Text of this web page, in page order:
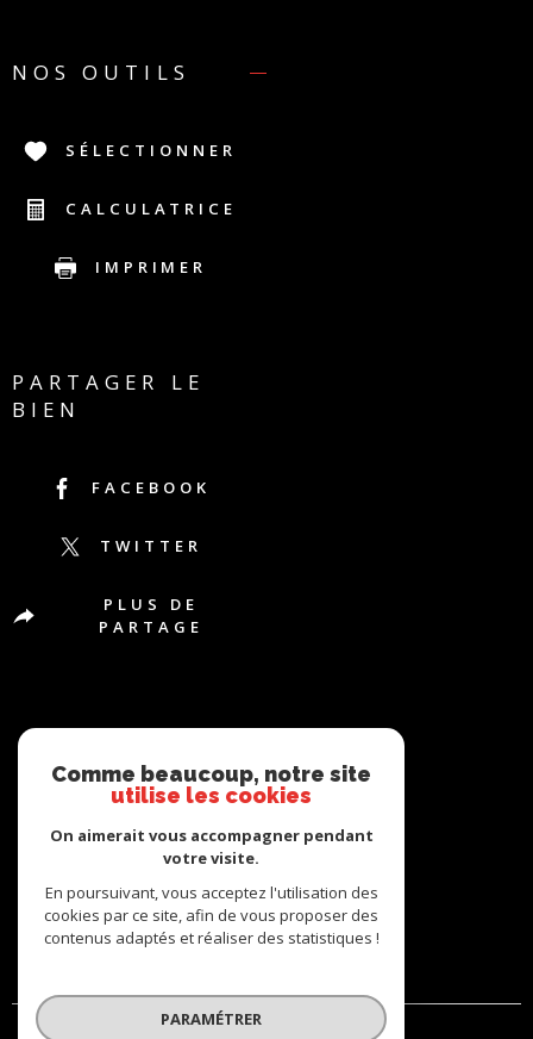
NOS OUTILS
SÉLECTIONNER
CALCULATRICE
IMPRIMER
PARTAGER LE
BIEN
FACEBOOK
TWITTER
PLUS DE
PARTAGE
ADHÉRENTS
Comme beaucoup, notre site
utilise les cookies
On aimerait vous accompagner pendant
votre visite.
En poursuivant, vous acceptez l'utilisation des
cookies par ce site, afin de vous proposer des
contenus adaptés et réaliser des statistiques !
PARAMÉTRER